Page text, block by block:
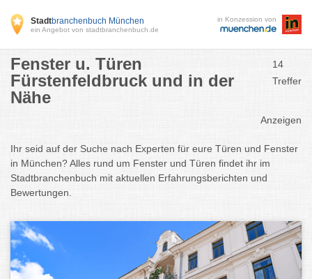
Stadtbranchenbuch München
ein Angebot von stadtbranchenbuch.de
in Konzession von
Fenster u. Türen
Fürstenfeldbruck und in der
Nähe
14
Treffer
Anzeigen
Ihr seid auf der Suche nach Experten für eure Türen und Fenster
in München? Alles rund um Fenster und Türen findet ihr im
Stadtbranchenbuch mit aktuellen Erfahrungsberichten und
Bewertungen.